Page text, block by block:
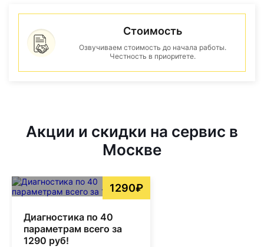
Стоимость
Озвучиваем стоимость до начала работы.
Честность в приоритете.
Акции и скидки на сервис в
Москве
1290₽
Диагностика по 40
параметрам всего за
1290 руб!